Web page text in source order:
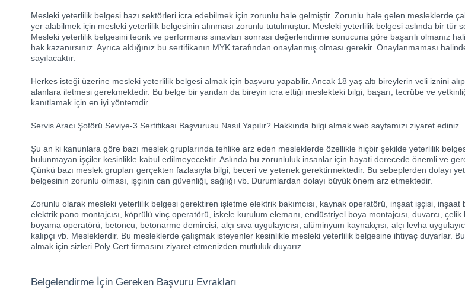
Mesleki yeterlilik belgesi bazı sektörleri icra edebilmek için zorunlu hale gelmiştir. Zorunlu hale gelen mesleklerde
yer alabilmek için mesleki yeterlilik belgesinin alınması zorunlu tutulmuştur. Mesleki yeterlilik belgesi aslında bir tür
Mesleki yeterlilik belgesini teorik ve performans sınavları sonrası değerlendirme sonucuna göre başarılı olmanız
hak kazanırsınız. Ayrıca aldığınız bu sertifikanın MYK tarafından onaylanmış olması gerekir. Onaylanmaması
sayılacaktır.
Herkes isteği üzerine mesleki yeterlilik belgesi almak için başvuru yapabilir. Ancak 18 yaş altı bireylerin veli iznini
alanlara iletmesi gerekmektedir. Bu belge bir yandan da bireyin icra ettiği meslekteki bilgi, başarı, tecrübe ve
kanıtlamak için en iyi yöntemdir.
Servis Aracı Şoförü Seviye-3 Sertifikası Başvurusu Nasıl Yapılır? Hakkında bilgi almak web sayfamızı ziyaret ediniz.
Şu an ki kanunlara göre bazı meslek gruplarında tehlike arz eden mesleklerde özellikle hiçbir şekilde yeterlilik
bulunmayan işçiler kesinlikle kabul edilmeyecektir. Aslında bu zorunluluk insanlar için hayati derecede önemli ve
Çünkü bazı meslek grupları gerçekten fazlasıyla bilgi, beceri ve yetenek gerektirmektedir. Bu sebeplerden dolayı
belgesinin zorunlu olması, işçinin can güvenliği, sağlığı vb. Durumlardan dolayı büyük önem arz etmektedir.
Zorunlu olarak mesleki yeterlilik belgesi gerektiren işletme elektrik bakımcısı, kaynak operatörü, inşaat işçisi, inşaat
elektrik pano montajcısı, köprülü vinç operatörü, iskele kurulum elemanı, endüstriyel boya montajcısı, duvarcı, çelik
boyama operatörü, betoncu, betonarme demircisi, alçı sıva uygulayıcısı, alüminyum kaynakçısı, alçı levha
kalıpçı vb. Mesleklerdir. Bu mesleklerde çalışmak isteyenler kesinlikle mesleki yeterlilik belgesine ihtiyaç duyarlar.
almak için sizleri Poly Cert firmasını ziyaret etmenizden mutluluk duyarız.
Belgelendirme İçin Gereken Başvuru Evrakları